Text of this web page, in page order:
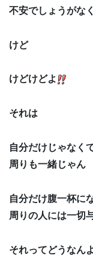
不安でしょうがな
けど
けどけどよ
それは
自分だけじゃなく
周りも一緒じゃん
自分だけ腹一杯に
周りの人には一切
それってどうなんよ